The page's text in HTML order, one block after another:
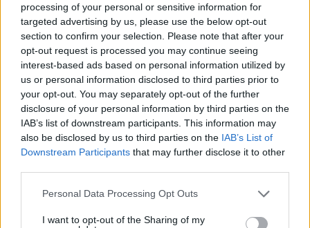
processing of your personal or sensitive information for
targeted advertising by us, please use the below opt-out
section to confirm your selection. Please note that after your
opt-out request is processed you may continue seeing
interest-based ads based on personal information utilized by
us or personal information disclosed to third parties prior to
your opt-out. You may separately opt-out of the further
disclosure of your personal information by third parties on the
IAB’s list of downstream participants. This information may
also be disclosed by us to third parties on the IAB’s List of
Downstream Participants that may further disclose it to other
Please note that this website/app uses one or more Google
not limited to your visit or usage behaviour. You may click to
Personal Data Processing Opt Outs
I want to opt-out of the Sharing of my
Δείτε αυτή τη δημοσίευση στο Instagram.